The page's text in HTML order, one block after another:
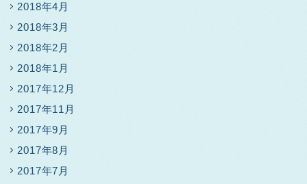
2018年4月
2018年3月
2018年2月
2018年1月
2017年12月
2017年11月
2017年9月
2017年8月
2017年7月